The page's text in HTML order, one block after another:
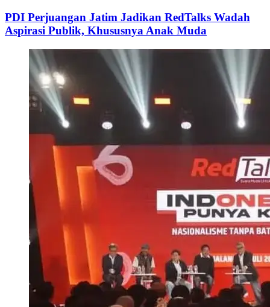
PDI Perjuangan Jatim Jadikan RedTalks Wadah
Aspirasi Publik, Khususnya Anak Muda